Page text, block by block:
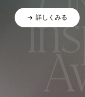
詳しくみる